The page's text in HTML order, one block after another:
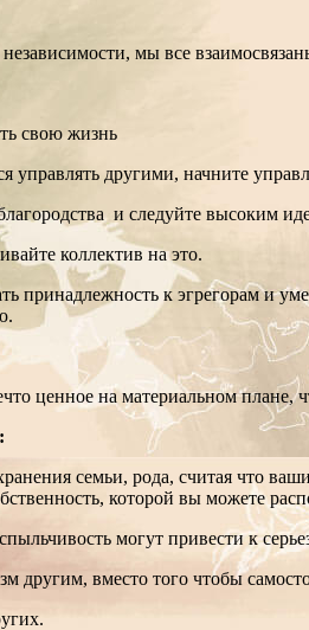
мы все
свою жизнь
управлять другими, начните
и следуйте высоким
коллектив на это.
принадлежность к эгрегорам и
ценное на материальном плане,
семьи, рода, считая что
которой вы можете
могут привести к
другим, вместо того чтобы